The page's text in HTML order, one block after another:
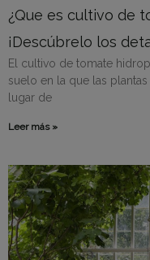
¿Que es cultivo de
¡Descúbrelo los
El cultivo de tomate
suelo en la que las
lugar de
Leer más »